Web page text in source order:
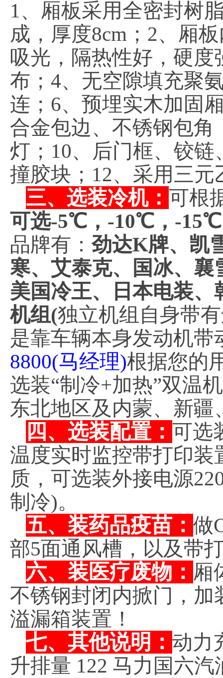
1、厢板采用全密封树
成，厚度8cm；2、厢
吸光，隔热性好，硬
布；4、无空隙填充聚
连；6、预埋实木加固
合金包边、不锈钢包
灯；10、后门框、铰
撞胶块；12、采用三
三、选装冷机： 可根
可选-5℃，-10℃，-
品牌有：劲达K牌、凯
寒、艾泰克、国冰、襄
美国冷王、日本电装、
机组(独立机组自身带
是靠车辆本身发动机
8800(马经理)根据您的
选装“制冷+加热”双温
东北地区及内蒙、新
四、选装配置： 可选
温度实时监控带打印
质，可选装外接电源
制冷)。
五、装药品疫苗： 做
部5面通风槽，以及带
六、装医疗废物： 厢
不锈钢封闭内掀门，
溢漏箱装置！
七、其他说明： 动力
升排量 122 马力国六